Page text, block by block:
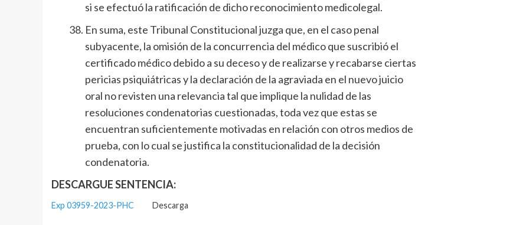
si se efectuó la ratificación de dicho reconocimiento medicolegal.
En suma, este Tribunal Constitucional juzga que, en el caso penal
subyacente, la omisión de la concurrencia del médico que suscribió el
certificado médico debido a su deceso y de realizarse y recabarse ciertas
pericias psiquiátricas y la declaración de la agraviada en el nuevo juicio
oral no revisten una relevancia tal que implique la nulidad de las
resoluciones condenatorias cuestionadas, toda vez que estas se
encuentran suficientemente motivadas en relación con otros medios de
prueba, con lo cual se justifica la constitucionalidad de la decisión
condenatoria.
DESCARGUE SENTENCIA:
Exp 03959-2023-PHC Descarga